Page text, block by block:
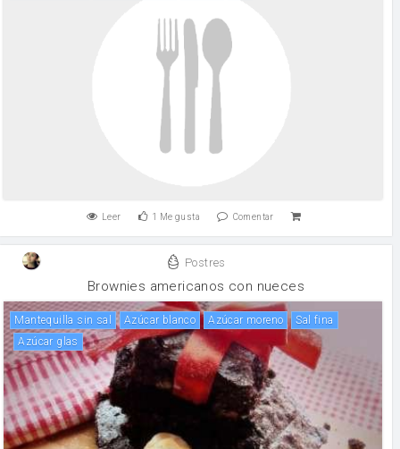
Leer 1 Me gusta Comentar
Postres
Brownies americanos con nueces
mantequilla sin sal Azúcar blanco Azúcar moreno
Sal fina
azúcar glas